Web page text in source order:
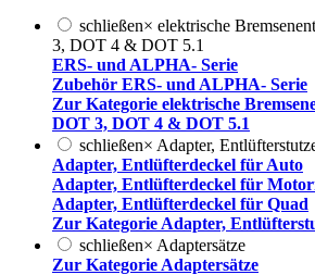
schließen× elektrische
3, DOT 4 & DOT 5.1
ERS- und ALPHA- Serie
Zubehör ERS- und ALPHA- Serie
Zur Kategorie elektrische
DOT 3, DOT 4 & DOT 5.1
schließen× Adapter,
Adapter, Entlüfterdeckel für Auto
Adapter, Entlüfterdeckel für
Adapter, Entlüfterdeckel für Quad
Zur Kategorie Adapter,
schließen× Adaptersätze
Zur Kategorie Adaptersätze